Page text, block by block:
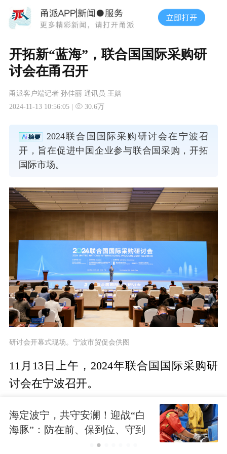
开拓新“蓝海”，联合国国际采购研
讨会在甬召开
甬派客户端记者 孙佳丽 通讯员 王嫱
2024-11-13 10:56:05 |
30.6万
2024联合国国际采购研讨会在宁波召
开，旨在促进中国企业参与联合国采购，开拓
国际市场。
研讨会开幕式现场。宁波市贸促会供图
11月13日上午，2024年联合国国际采购研
讨会在宁波召开。
联合国国际采购研讨会是联合国采购领域
最具权威的旗舰会议，规格极高、专业性
极强，在亚洲举办，尚属首次。
海定波宁，共守安澜！迎战“白
海豚”：防在前、保到位、守到